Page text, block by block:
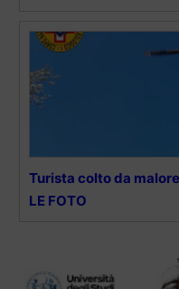
Turista colto da
LE FOTO